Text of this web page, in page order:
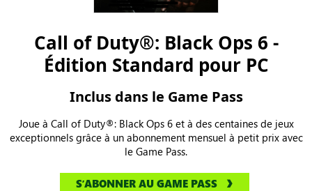
Call of Duty®: Black Ops 6 -
Édition Standard pour PC
Inclus dans le Game Pass
Joue à Call of Duty®: Black Ops 6 et à des centaines de jeux
exceptionnels grâce à un abonnement mensuel à petit prix avec
le Game Pass.
SʼABONNER AU GAME PASS